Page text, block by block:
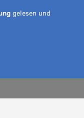
gelesen und